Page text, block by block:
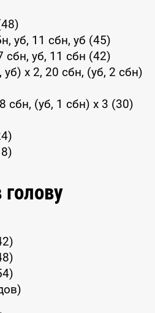
уб, 11 сбн, уб (45)
сбн, уб, 11 сбн (42)
уб) х 2, 20 сбн, (уб, 2 сбн)
сбн, (уб, 1 сбн) х 3 (30)